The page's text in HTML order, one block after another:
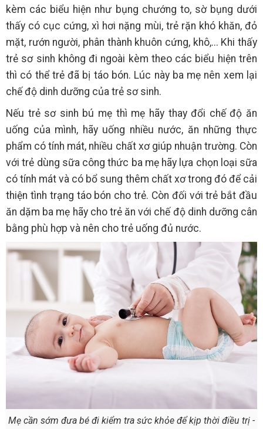
kèm các biểu hiện như bụng chướng to, sờ bụng dưới
thấy có cục cứng, xì hơi nặng mùi, trẻ rặn khó khăn, đỏ
mặt, rướn người, phân thành khuôn cứng, khô,... Khi thấy
trẻ sơ sinh không đi ngoài kèm theo các biểu hiện trên
thì có thể trẻ đã bị táo bón. Lúc này ba mẹ nên xem lại
chế độ dinh dưỡng của trẻ sơ sinh.
Nếu trẻ sơ sinh bú mẹ thì mẹ hãy thay đổi chế độ ăn
uống của mình, hãy uống nhiều nước, ăn những thực
phẩm có tính mát, nhiều chất xơ giúp nhuận trường. Còn
với trẻ dùng sữa công thức ba mẹ hãy lựa chọn loại sữa
có tính mát và có bổ sung thêm chất xơ trong đó để cải
thiện tình trạng táo bón cho trẻ. Còn đối với trẻ bắt đầu
ăn dặm ba mẹ hãy cho trẻ ăn với chế độ dinh dưỡng cân
bằng phù hợp và nên cho trẻ uống đủ nước.
Mẹ cần sớm đưa bé đi kiểm tra sức khỏe để kịp thời điều trị -